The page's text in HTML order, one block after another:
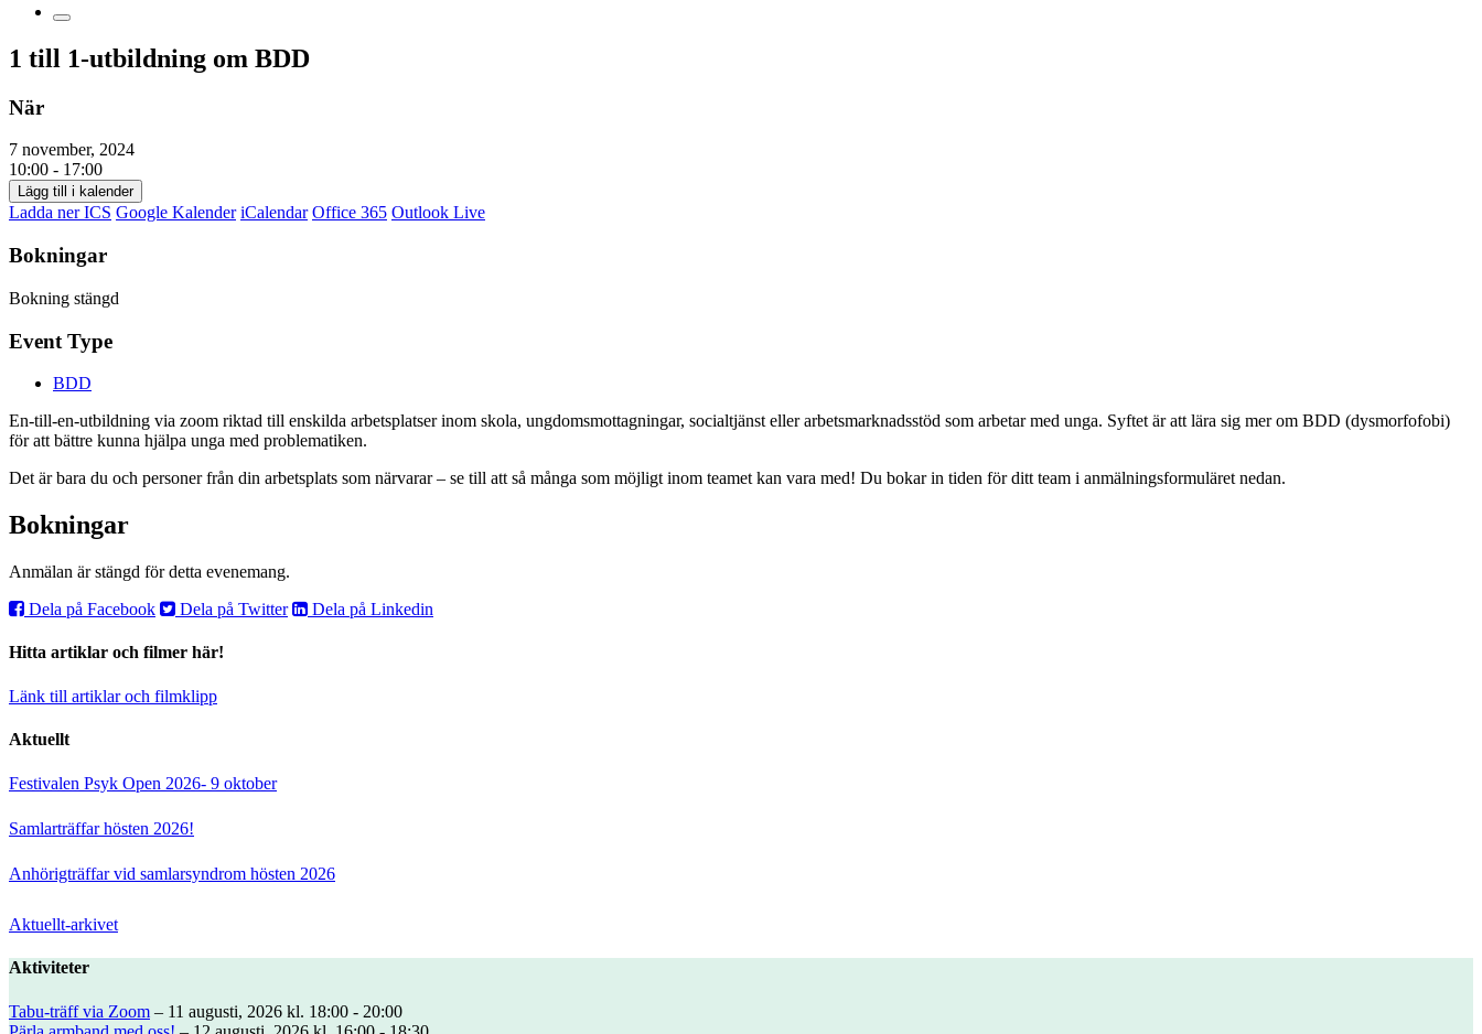
1 till 1-utbildning om BDD
När
7 november, 2024
10:00 - 17:00
Lägg till i kalender
Ladda ner ICS Google Kalender iCalendar Office 365 Outlook Live
Bokningar
Bokning stängd
Event Type
BDD
En-till-en-utbildning via zoom riktad till enskilda arbetsplatser inom skola, ungdomsmottagningar, socialtjänst eller arbetsmarknadsstöd som arbetar med unga. Syftet är att lära sig mer om BDD (dysmorfofobi)
för att bättre kunna hjälpa unga med problematiken.
Det är bara du och personer från din arbetsplats som närvarar – se till att så många som möjligt inom teamet kan vara med! Du bokar in tiden för ditt team i anmälningsformuläret nedan.
Bokningar
Anmälan är stängd för detta evenemang.
Dela på Facebook
Dela på Twitter Dela på Linkedin
Hitta artiklar och filmer här!
Länk till artiklar och filmklipp
Aktuellt
Festivalen Psyk Open 2026- 9 oktober
Samlarträffar hösten 2026!
Anhörigträffar vid samlarsyndrom hösten 2026
Aktuellt-arkivet
Aktiviteter
Tabu-träff via Zoom – 11 augusti, 2026 kl. 18:00 - 20:00